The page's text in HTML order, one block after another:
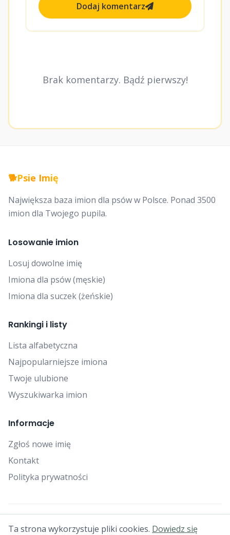
Dodaj komentarz
Brak komentarzy. Bądź pierwszy!
🐕Psie Imię
Największa baza imion dla psów w Polsce. Ponad 3500
imion dla Twojego pupila.
Losowanie imion
Losuj dowolne imię
Imiona dla psów (męskie)
Imiona dla suczek (żeńskie)
Rankingi i listy
Lista alfabetyczna
Najpopularniejsze imiona
Twoje ulubione
Wyszukiwarka imion
Informacje
Zgłoś nowe imię
Kontakt
Polityka prywatności
© 2025 Falcon Bytes. Wszelkie prawa zastrzeżone.
Ta strona wykorzystuje pliki cookies. Dowiedz się